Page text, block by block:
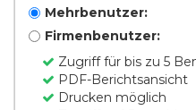
Mehrbenutzer:
Firmenbenutzer:
Zugriff für bis zu 5
PDF-Berichtsansicht
Drucken möglich